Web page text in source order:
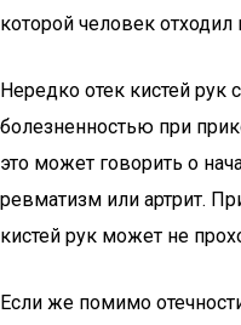
которой человек
Нередко отек кистей рук
болезненностью при
это может говорить о
ревматизм или артрит.
кистей рук может не
Если же помимо